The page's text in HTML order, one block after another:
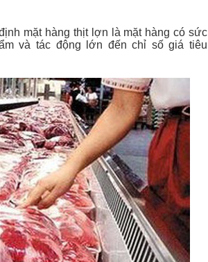
mặt hàng thịt lợn là mặt hàng có sức
và tác động lớn đến chỉ số giá tiêu